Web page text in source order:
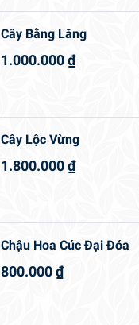
Cây Bằng Lăng
1.000.000₫
Cây Lộc Vừng
1.800.000₫
Chậu Hoa Cúc Đại Đóa
800.000₫